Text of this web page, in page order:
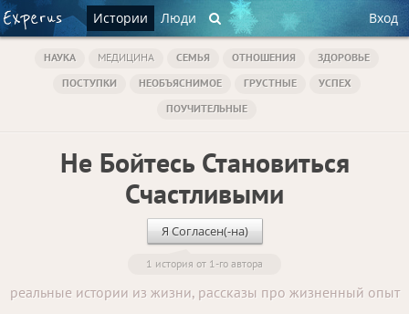
Истории Люди Вход
НАУКА МЕДИЦИНА СЕМЬЯ ОТНОШЕНИЯ
ЗДОРОВЬЕ
ПОСТУПКИ
НЕОБЪЯСНИМОЕ ГРУСТНЫЕ
УСПЕХ
ПОУЧИТЕЛЬНЫЕ
Не Бойтесь Становиться
Счастливыми
Я Согласен(-на)
1 история от 1-го автора
реальные истории из жизни, рассказы про жизненный опыт